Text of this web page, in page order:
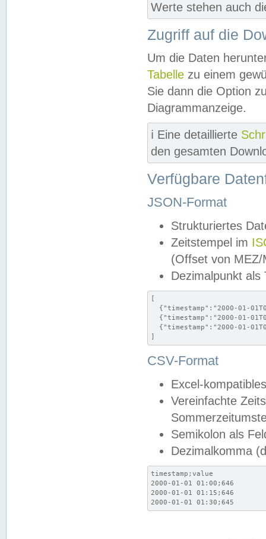
Werte stehen auch
Zugriff auf die
Um die Daten
Tabelle zu einem
Sie dann die Option
Diagrammanzeige.
ℹ️ Eine detaillierte
den gesamten
Verfügbare
JSON-Format
Strukturiertes
Zeitstempel im
(Offset von MEZ/
Dezimalpunkt als
[
{"timestamp":"2000-01-
{"timestamp":"2000-01-
{"timestamp":"2000-01-
]
CSV-Format
Excel-
Vereinfachte
Semikolon als
Dezimalkomma
timestamp;value
2000-01-01 01:00;646
2000-01-01 01:15;646
2000-01-01 01:30;645